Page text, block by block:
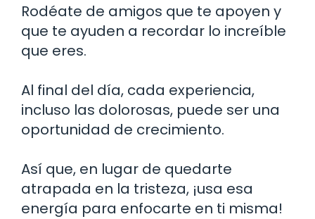
Rodéate de amigos que te apoyen y
que te ayuden a recordar lo increíble
que eres.
Al final del día, cada experiencia,
incluso las dolorosas, puede ser una
oportunidad de crecimiento.
Así que, en lugar de quedarte
atrapada en la tristeza, ¡usa esa
energía para enfocarte en ti misma!